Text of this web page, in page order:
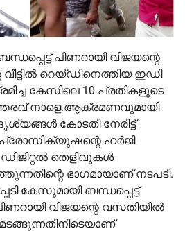
പിണറായി വിജയന്റെ
റെയ്ഡിനെത്തിയ ഇഡി
കേസിലെ 10 പ്രതികളുടെ
നാളെ.ആക്രമണവുമായി
കോടതി നേരിട്ട്
പ്രോസിക്യൂഷന്റെ ഹർജി
തെളിവുകള്‍
ഭാഗമായാണ് നടപടി.
കേസുമായി ബന്ധപ്പെട്ട്
വിജയന്റെ വസതിയില്‍